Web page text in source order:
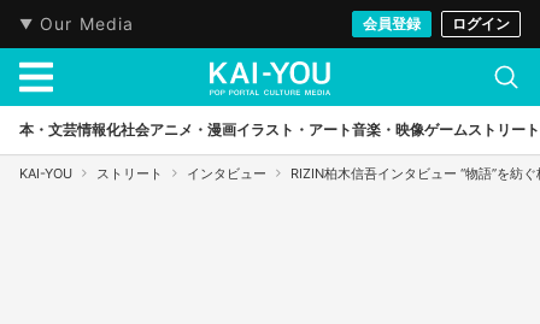
Our Media 会員登録 ログイン
本・文芸情報化社会アニメ・漫画イラスト・アート音楽・映像ゲームストリート
KAI-YOU ストリート インタビュー RIZIN柏木信吾インタビュー “物語”を紡